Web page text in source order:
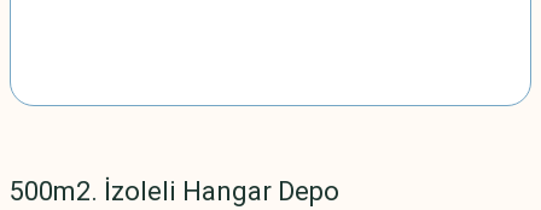
500m2. İzoleli Hangar Depo